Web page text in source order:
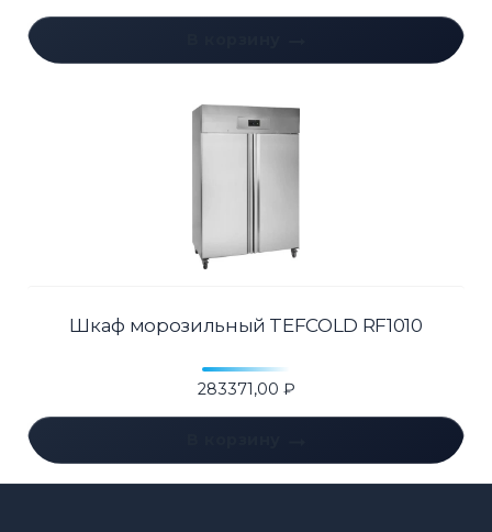
Шкаф морозильный TEFCOLD RF1010
283371,00 ₽